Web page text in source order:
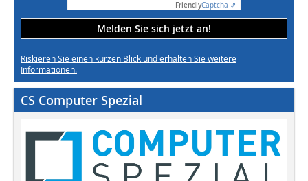
FriendlyCaptcha ⇗
Melden Sie sich jetzt an!
Riskieren Sie einen kurzen Blick und erhalten Sie weitere
Informationen.
CS Computer Spezial